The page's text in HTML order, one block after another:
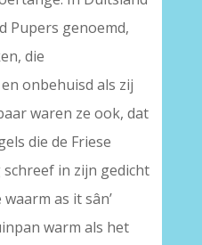
Pupers genoemd,
die
onbehuisd als zij
waren ze ook, dat
die de Friese
in zijn gedicht
as it sân’
warm als het